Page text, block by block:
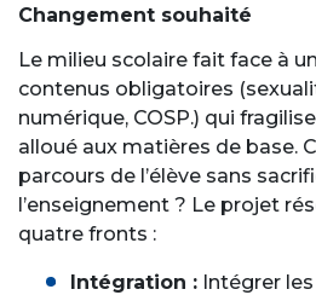
Changement souhaité
Le milieu scolaire fait face à
contenus obligatoires
numérique, COSP.) qui
alloué aux matières de base.
parcours de l’élève sans
l’enseignement ? Le projet
quatre fronts :
Intégration : Intégrer